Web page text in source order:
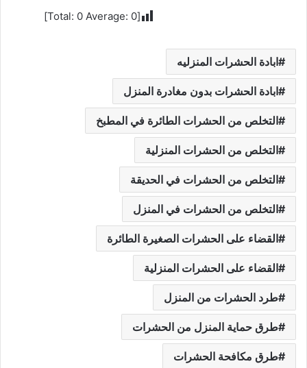
[Total:
0Average: 0
]
ابادة الحشرات المنزليه
ابادة الحشرات بدون مغادرة المنزل
التخلص من الحشرات الطائرة في المطبخ
التخلص من الحشرات المنزلية
التخلص من الحشرات في الحديقة
التخلص من الحشرات في المنزل
القضاء على الحشرات الصغيرة الطائرة
القضاء على الحشرات المنزلية
طرد الحشرات من المنزل
طرق حماية المنزل من الحشرات
طرق مكافحة الحشرات